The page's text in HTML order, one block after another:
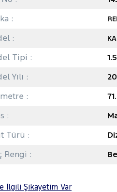
:
:
Tipi :
Yılı :
:
:
Türü :
Rengi :
İlgili Şikayetim Var